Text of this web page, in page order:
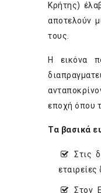
Κρήτης)
αποτελούν
τους.
Η εικόνα
εποχή όπου
Τα βασικά
Στις
Στον